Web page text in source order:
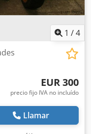
1 /4
EUR 300
precio fijo IVA no incluído
Llamar